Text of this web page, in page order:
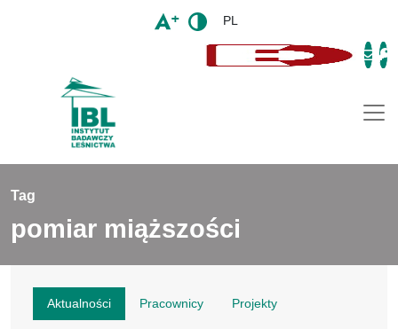
PL
Tag
pomiar miąższości
Aktualności Pracownicy Projekty